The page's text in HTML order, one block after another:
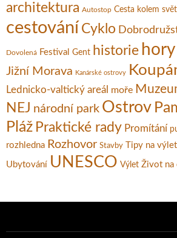
architektura Autostop Cesta kolem
cestování Cyklo
Dovolená Festival Gent historie hory
Jižní Morava Kanárské ostrovy
Lednicko-valtický areál moře
NEJ národní park Ostrov
Pláž Praktické rady Promítání
rozhledna Rozhovor Stavby Tipy na výlet
Ubytování UNESCO Výlet Život na